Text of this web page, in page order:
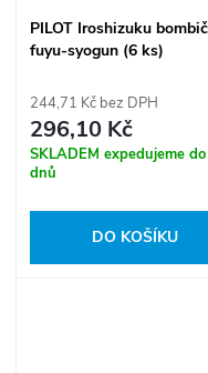
PILOT Iroshizuku
fuyu-syogun (6 ks)
244,71 Kč bez DPH
296,10 Kč
SKLADEM expedujeme
dnů
DO KOŠÍKU